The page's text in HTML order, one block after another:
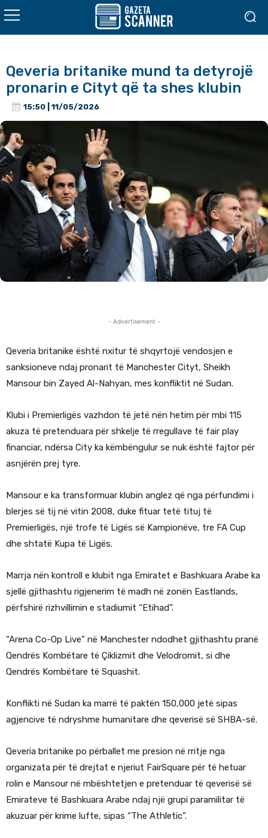
Qeveria britanike mund ta detyrojë
pronarin e Cityt që ta shes klubin
15:50 | 11/05/2026
- Advertisement -
Qeveria britanike është nxitur të shqyrtojë vendosjen e
sanksioneve ndaj pronarit të Manchester Cityt, Sheikh
Mansour bin Zayed Al-Nahyan, mes konfliktit në Sudan.
Klubi i Premierligës vazhdon të jetë nën hetim për mbi 115
akuza të pretenduara për shkelje të rregullave të fair play
financiar, ndërsa City ka këmbëngulur se nuk është fajtor për
asnjërën prej tyre.
Mansour e ka transformuar klubin anglez që nga përfundimi i
blerjes së tij në vitin 2008, duke fituar tetë tituj të
Premierligës, një trofe të Ligës së Kampionëve, tre FA Cup
dhe shtatë Kupa të Ligës.
Marrja nën kontroll e klubit nga Emiratet e Bashkuara Arabe ka
sjellë gjithashtu rigjenerim të madh në zonën Eastlands,
përfshirë rizhvillimin e stadiumit “Etihad”.
“Arena Co-Op Live” në Manchester ndodhet gjithashtu pranë
Qendrës Kombëtare të Çiklizmit dhe Velodromit, si dhe
Qendrës Kombëtare të Squashit.
Konflikti në Sudan ka marrë të paktën 150,000 jetë sipas
agjencive të ndryshme humanitare dhe qeverisë së SHBA-së.
Qeveria britanike po përballet me presion në rritje nga
organizata për të drejtat e njeriut FairSquare për të hetuar
rolin e Mansour në mbështetjen e pretenduar të qeverisë së
Emirateve të Bashkuara Arabe ndaj një grupi paramilitar të
akuzuar për krime lufte, sipas “The Athletic”.